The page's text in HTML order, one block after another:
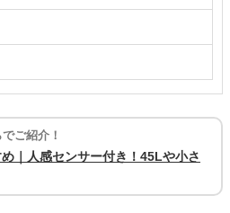
ご紹介！
｜人感センサー付き！45Lや小さ